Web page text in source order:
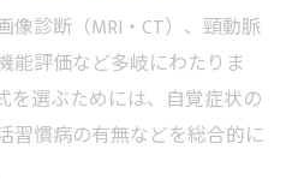
像診断（MRI・CT）、頸動脈
能評価など多岐にわたりま
を選ぶためには、自覚症状の
習慣病の有無などを総合的に